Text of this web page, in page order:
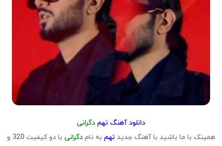
دانلود آهنگ تهم دگرانی
همینک با ما باشید با آهنگ جدید تهم به نام دگرانی
با دو کیفیت 320 و